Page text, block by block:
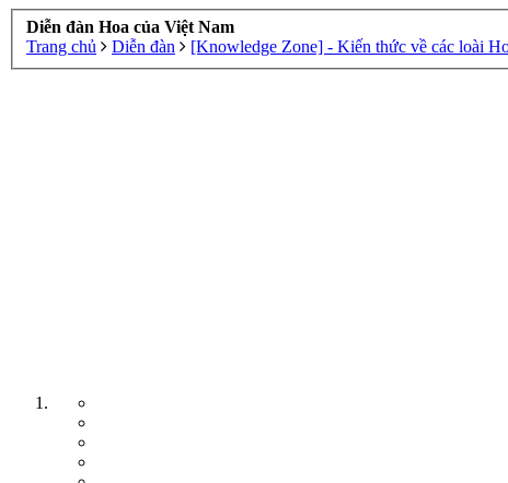
Diễn đàn Hoa của Việt Nam
Trang chủ
Diễn đàn [Knowledge Zone] - Kiến thức về các loài